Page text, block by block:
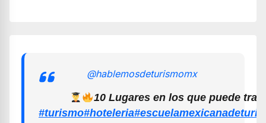
@hablemosdeturismomx
10 Lugares en los que puede
#turismo#hoteleria